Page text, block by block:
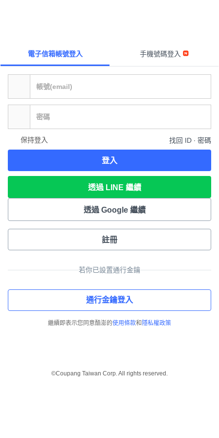
電子信箱帳號登入 手機號碼登入
保持登入 找回 ID ∙ 密碼
登入
透過 LINE 繼續
透過 Google 繼續
註冊
若你已設置通行金鑰
通行金鑰登入
繼續即表示您同意酷澎的使用條款和 隱私權政策
©Coupang Taiwan Corp. All rights reserved.